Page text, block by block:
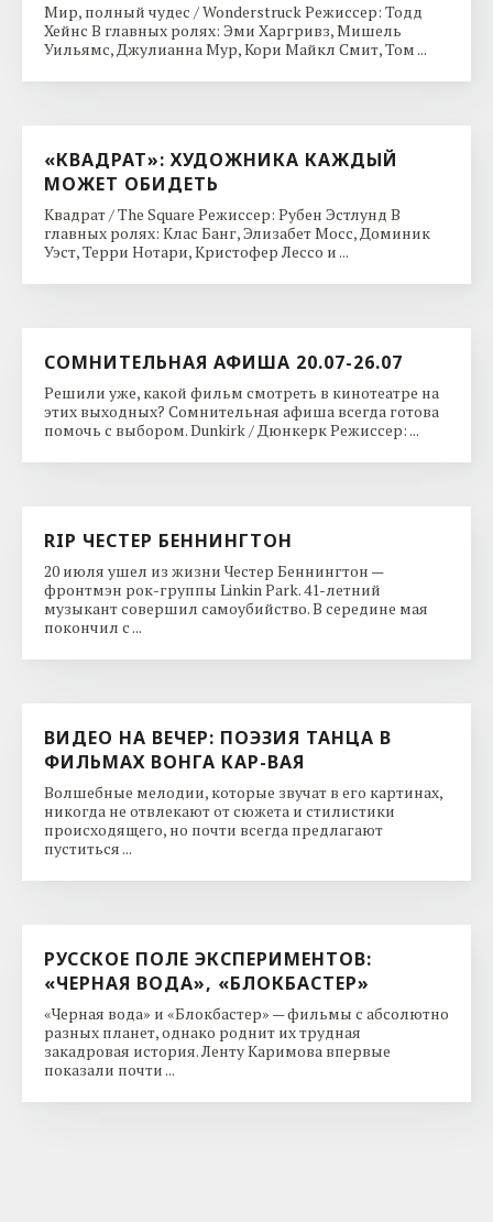
Мир, полный чудес / Wonderstruck Режиссер: Тодд
Хейнс В главных ролях: Эми Харгривз, Мишель
Уильямс, Джулианна Мур, Кори Майкл Смит, Том ...
«КВАДРАТ»: ХУДОЖНИКА КАЖДЫЙ
МОЖЕТ ОБИДЕТЬ
Квадрат / The Square Режиссер: Рубен Эстлунд В
главных ролях: Клас Банг, Элизабет Мосс, Доминик
Уэст, Терри Нотари, Кристофер Лессо и ...
СОМНИТЕЛЬНАЯ АФИША 20.07-26.07
Решили уже, какой фильм смотреть в кинотеатре на
этих выходных? Сомнительная афиша всегда готова
помочь с выбором. Dunkirk / Дюнкерк Режиссер: ...
RIP ЧЕСТЕР БЕННИНГТОН
20 июля ушел из жизни Честер Беннингтон —
фронтмэн рок-группы Linkin Park. 41-летний
музыкант совершил самоубийство. В середине мая
покончил с ...
ВИДЕО НА ВЕЧЕР: ПОЭЗИЯ ТАНЦА В
ФИЛЬМАХ ВОНГА КАР-ВАЯ
Волшебные мелодии, которые звучат в его картинах,
никогда не отвлекают от сюжета и стилистики
происходящего, но почти всегда предлагают
пуститься ...
РУССКОЕ ПОЛЕ ЭКСПЕРИМЕНТОВ:
«ЧЕРНАЯ ВОДА», «БЛОКБАСТЕР»
«Черная вода» и «Блокбастер» — фильмы с абсолютно
разных планет, однако роднит их трудная
закадровая история. Ленту Каримова впервые
показали почти ...